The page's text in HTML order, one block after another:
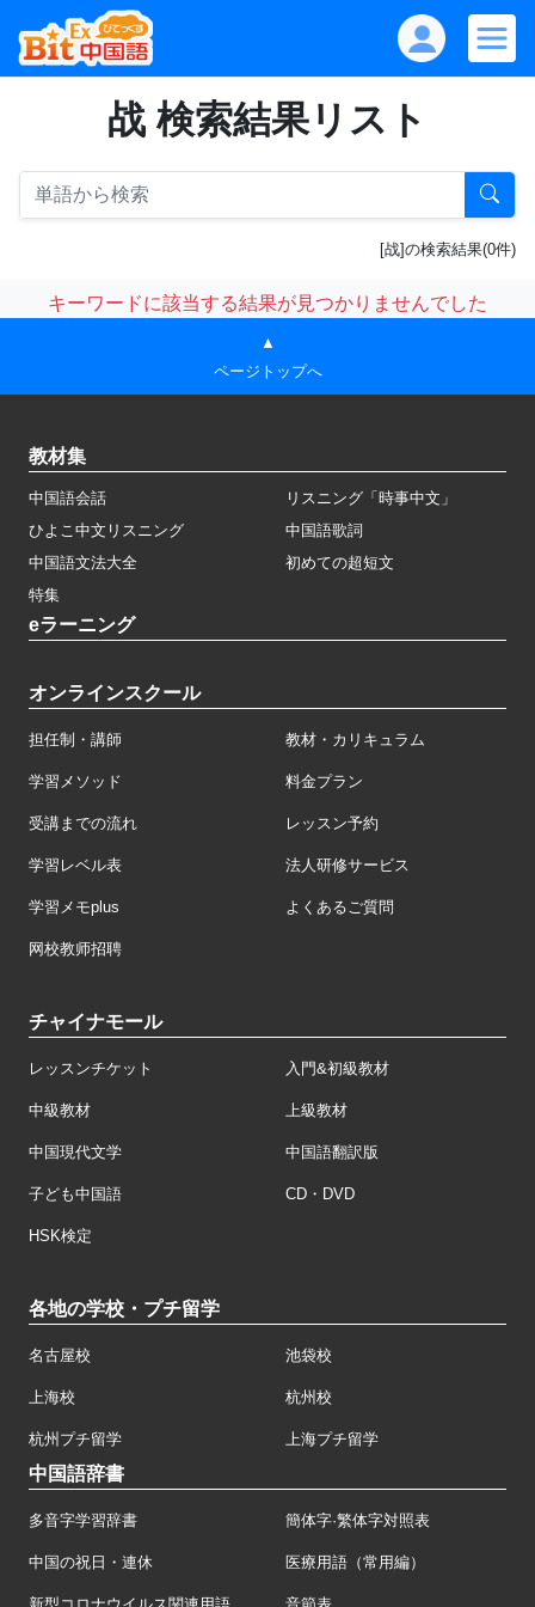
战 検索結果リスト
[战]の検索結果(0件)
キーワードに該当する結果が見つかりませんでした
▲
ページトップへ
教材集
中国語会話
リスニング「時事中文」
ひよこ中文リスニング
中国語歌詞
中国語文法大全
初めての超短文
特集
eラーニング
オンラインスクール
担任制・講師 教材・カリキュラム
学習メソッド 料金プラン
受講までの流れ レッスン予約
学習レベル表 法人研修サービス
学習メモplus よくあるご質問
网校教师招聘
チャイナモール
レッスンチケット 入門&初級教材
中級教材 上級教材
中国現代文学 中国語翻訳版
子ども中国語 CD・DVD
HSK検定
各地の学校・プチ留学
名古屋校 池袋校
上海校 杭州校
杭州プチ留学 上海プチ留学
中国語辞書
多音字学習辞書 簡体字·繁体字対照表
中国の祝日・連休 医療用語（常用編）